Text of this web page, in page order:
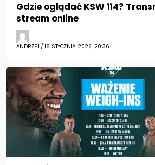
Gdzie oglądać KSW 114?
stream online
ANDRZEJ / 16 STYCZNIA 2026, 20:36